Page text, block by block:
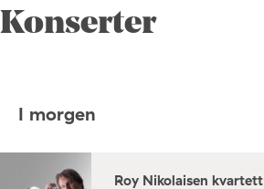
Konserter
I morgen
Roy Nikolaisen kvartett